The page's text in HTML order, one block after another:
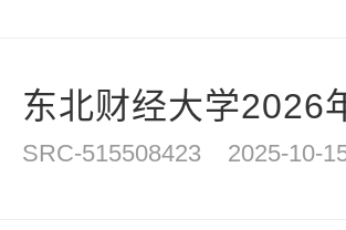
东北财经大学2026
SRC-515508423 2025-10-